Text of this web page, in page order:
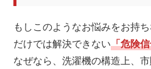
もしこのようなお悩みをお持
だけでは解決できない「危険
なぜなら、洗濯機の構造上、